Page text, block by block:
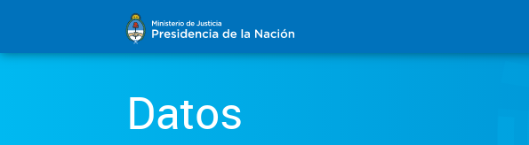
Datos